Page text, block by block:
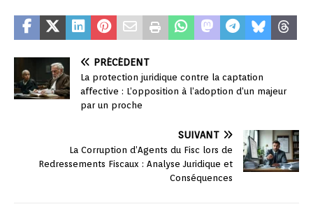
PRÉCÉDENT
La protection juridique contre la captation
affective : L’opposition à l’adoption d’un majeur
par un proche
SUIVANT
La Corruption d’Agents du Fisc lors de
Redressements Fiscaux : Analyse Juridique et
Conséquences